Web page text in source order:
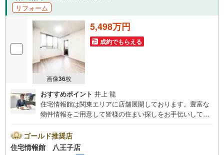
リフォーム
画像36枚
5,498万円
成約でもらえる
おすすめポイント 井上 龍
住宅情報館は関東エリアに店舗展開しております。豊富な
物件情報をご用意して皆様の住まい探しをお手伝いしてお
さい。住宅ローン相談会も同時開催中無理のない住宅ロー
ンの試算やご購入の際にかかる諸費用の概算も行っており
ゴールド推奨店
住宅情報館 八王子店